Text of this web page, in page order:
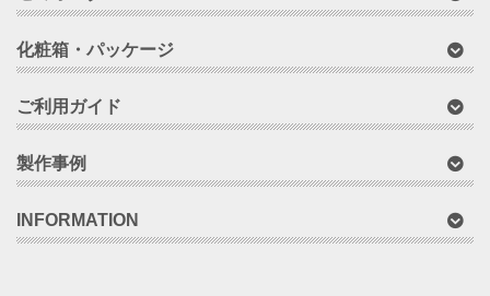
化粧箱・パッケージ
ご利用ガイド
製作事例
INFORMATION